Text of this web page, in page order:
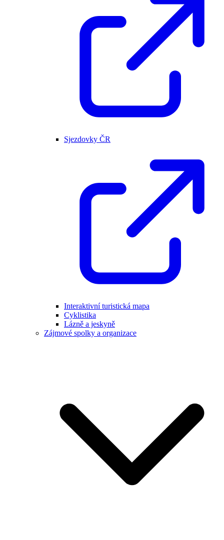
Sjezdovky ČR
Interaktivní turistická mapa
Cyklistika
Lázně a jeskyně
Zájmové spolky a organizace